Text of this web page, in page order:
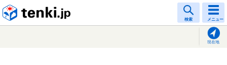
検索 メニュー
現在地